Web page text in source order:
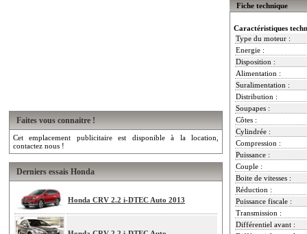
Faites vous connaitre !
Cet emplacement publicitaire est disponible à la location,
contactez nous !
Derniers essais Honda
Honda CRV 2.2 i-DTEC Auto 2013
Fiche technique
Caractéristiques
Type du moteur :
Energie :
Disposition :
Alimentation :
Suralimentation :
Distribution :
Soupapes :
Côtes :
Cylindrée :
Compression :
Puissance :
Couple :
Boite de vitesses :
Réduction :
Puissance fiscale :
Transmission :
Différentiel avant :